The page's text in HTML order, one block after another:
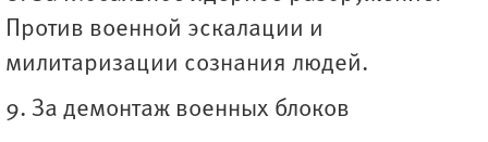
Против военной эскалации и
милитаризации сознания людей.
9. За демонтаж военных блоков